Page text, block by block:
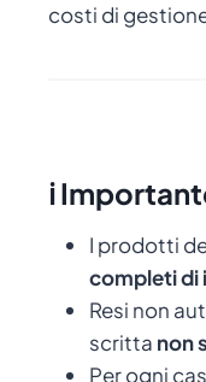
costi di
ℹ️
I prodotti
completi di
Resi non
scritta non
Per ogni